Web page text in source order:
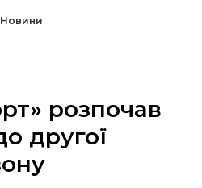
Новини
розпочав
другої